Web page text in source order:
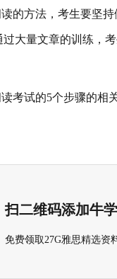
的方法，考生要坚
大量文章的训练，
考试的5个步骤的
扫二维码添加牛
免费领取27G雅思精选资